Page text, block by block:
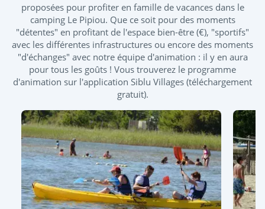
Pataugeoire extérieure
Splashzone - Jeux enfants
Bains bouillonnants - Banquettes balnéo
proposées pour profiter en famille de vacances dans le
camping Le Pipiou. Que ce soit pour des moments
"détentes" en profitant de l'espace bien-être (€), "sportifs"
avec les différentes infrastructures ou encore des moments
"d'échanges" avec notre équipe d'animation : il y en aura
pour tous les goûts ! Vous trouverez le programme
d'animation sur l'application Siblu Villages (téléchargement
gratuit).